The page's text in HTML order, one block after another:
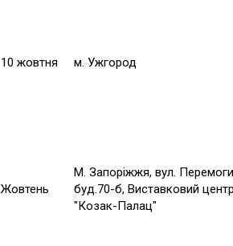
10 жовтня м. Ужгород
Жовтень
М. Запоріжжя, вул.
буд.70-б, Виставковий
"Козак-Палац"